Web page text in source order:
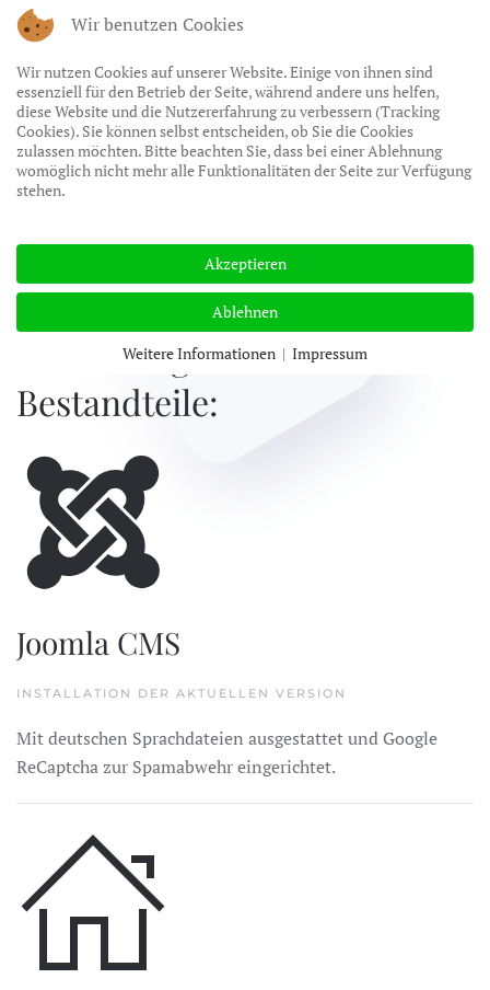
Ihre Visitenkarten
Homepage
hat die folgenden
Bestandteile:
Joomla CMS
INSTALLATION DER AKTUELLEN VERSION
Mit deutschen Sprachdateien ausgestattet und Google
ReCaptcha zur Spamabwehr eingerichtet.
Wir benutzen Cookies
Wir nutzen Cookies auf unserer Website. Einige von ihnen sind
essenziell für den Betrieb der Seite, während andere uns helfen,
diese Website und die Nutzererfahrung zu verbessern (Tracking
Cookies). Sie können selbst entscheiden, ob Sie die Cookies
zulassen möchten. Bitte beachten Sie, dass bei einer Ablehnung
womöglich nicht mehr alle Funktionalitäten der Seite zur Verfügung
stehen.
Akzeptieren
Ablehnen
Weitere Informationen | Impressum